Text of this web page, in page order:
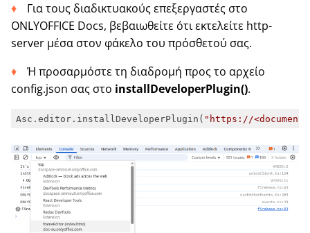
Για τους διαδικτυακούς επεξεργαστές στο
ONLYOFFICE Docs, βεβαιωθείτε ότι εκτελείτε http-
server μέσα στον φάκελο του πρόσθετού σας.
Ή προσαρμόστε τη διαδρομή προς το αρχείο
config.json σας στο installDeveloperPlugin().
Asc.editor.installDeveloperPlugin( "https://